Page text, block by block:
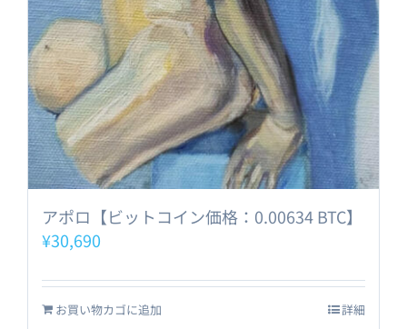
アポロ【ビットコイン価格：0.00634 BTC】
¥30,690
お買い物カゴに追加 詳細